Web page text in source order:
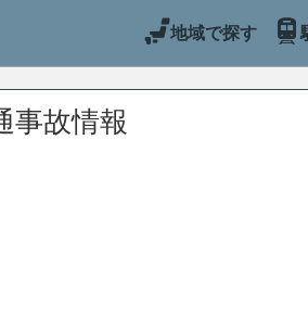
地域で探す
事故情報